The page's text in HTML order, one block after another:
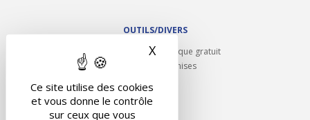
Ce site utilise des cookies
et vous donne le contrôle
sur ceux que vous
X Masquer le bandeau des
OUTILS/DIVERS
Rappel contrôle technique gratuit
Partenariats/Remises
Contact